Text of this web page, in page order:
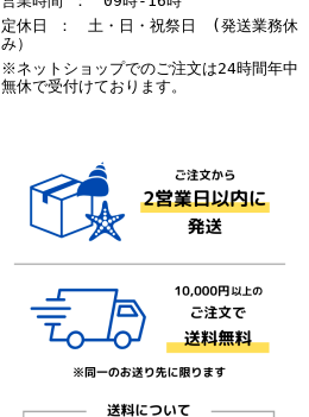
定休日 ： 土・日・祝祭日 (発送業務休
み）
※ネットショップでのご注文は24時間年中
無休で受付けております。